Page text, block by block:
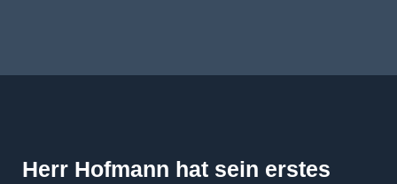
Herr Hofmann hat sein erstes